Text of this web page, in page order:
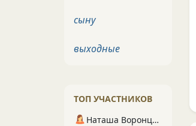
сыну
выходные
ТОП УЧАСТНИКОВ
Наташа Воронцова